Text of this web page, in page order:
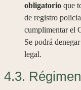
obligatorio que
de registro
cumplimentar el
Se podrá
legal.
4.3.